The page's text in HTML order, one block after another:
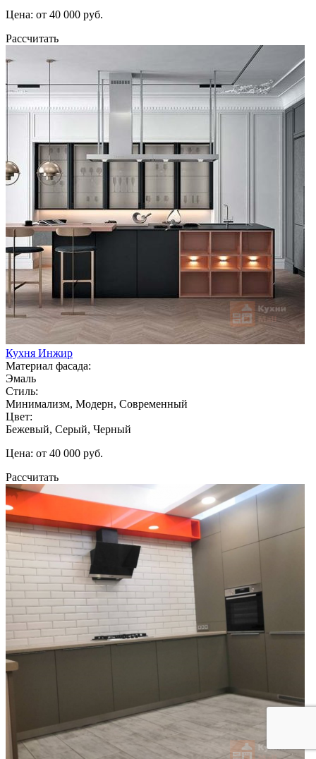
Цена: от 40 000 руб.
Рассчитать
Кухня Инжир
Материал фасада:
Эмаль
Стиль:
Минимализм, Модерн, Современный
Цвет:
Бежевый, Серый, Черный
Цена: от 40 000 руб.
Рассчитать